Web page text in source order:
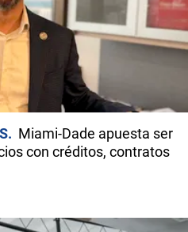
Miami-Dade apuesta ser
con créditos, contratos